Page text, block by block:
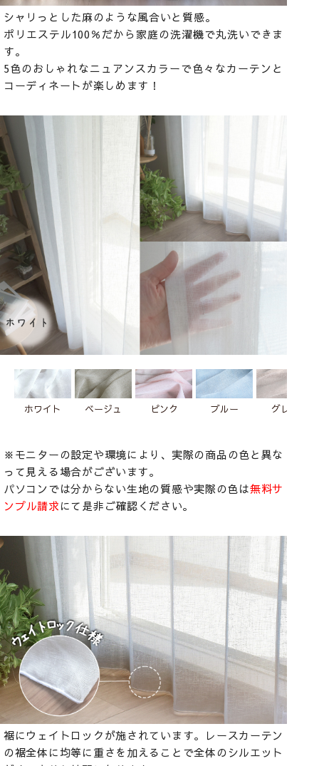
シャリっとした麻のような風合いと質感。
ポリエステル100％だから家庭の洗濯機で丸洗いできま
す。
5色のおしゃれなニュアンスカラーで色々なカーテンと
コーディネートが楽しめます！
ホワイト ベージュ ピンク ブルー グレー
※モニターの設定や環境により、実際の商品の色と異な
って見える場合がございます。
パソコンでは分からない生地の質感や実際の色は無料サ
ンプル請求にて是非ご確認ください。
裾にウェイトロックが施されています。レースカーテン
の裾全体に均等に重さを加えることで全体のシルエット